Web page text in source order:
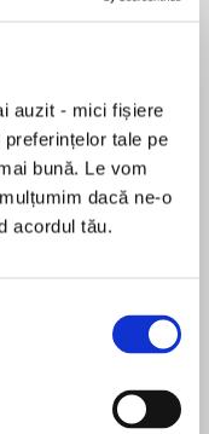
auzit - mici fișiere
tale pe
bună. Le vom
dacă ne-o
acordul tău.
Migdală
Sohn Won-pyung
and what it
exciting